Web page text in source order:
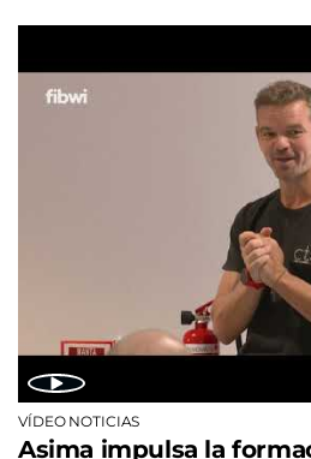
VÍDEO NOTICIAS
Asima impulsa la